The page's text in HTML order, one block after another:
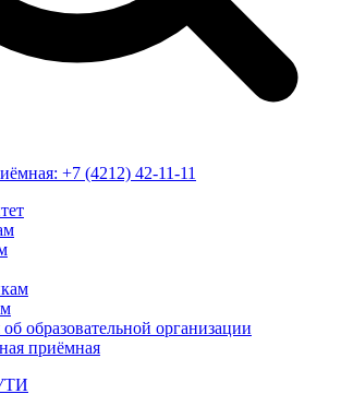
+7 (4212) 42-11-11
образовательной организации
приёмная